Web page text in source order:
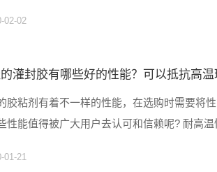
02-02
灌封胶有哪些好的性能？可以抵抗高温
胶粘剂有着不一样的性能，在选购时需要将
性能值得被广大用户去认可和信赖呢? 耐高
01-21